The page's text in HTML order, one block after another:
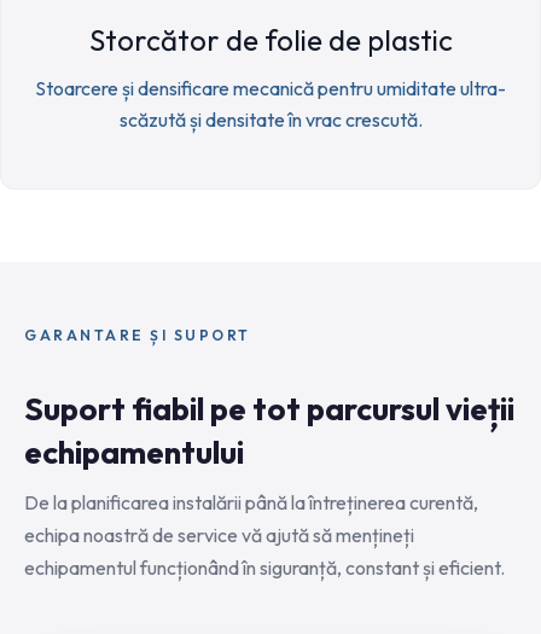
Storcător de folie de plastic
Stoarcere și densificare mecanică pentru umiditate ultra-
scăzută și densitate în vrac crescută.
GARANTARE ȘI SUPORT
Suport fiabil pe tot parcursul vieții
echipamentului
De la planificarea instalării până la întreținerea curentă,
echipa noastră de service vă ajută să mențineți
echipamentul funcționând în siguranță, constant și eficient.